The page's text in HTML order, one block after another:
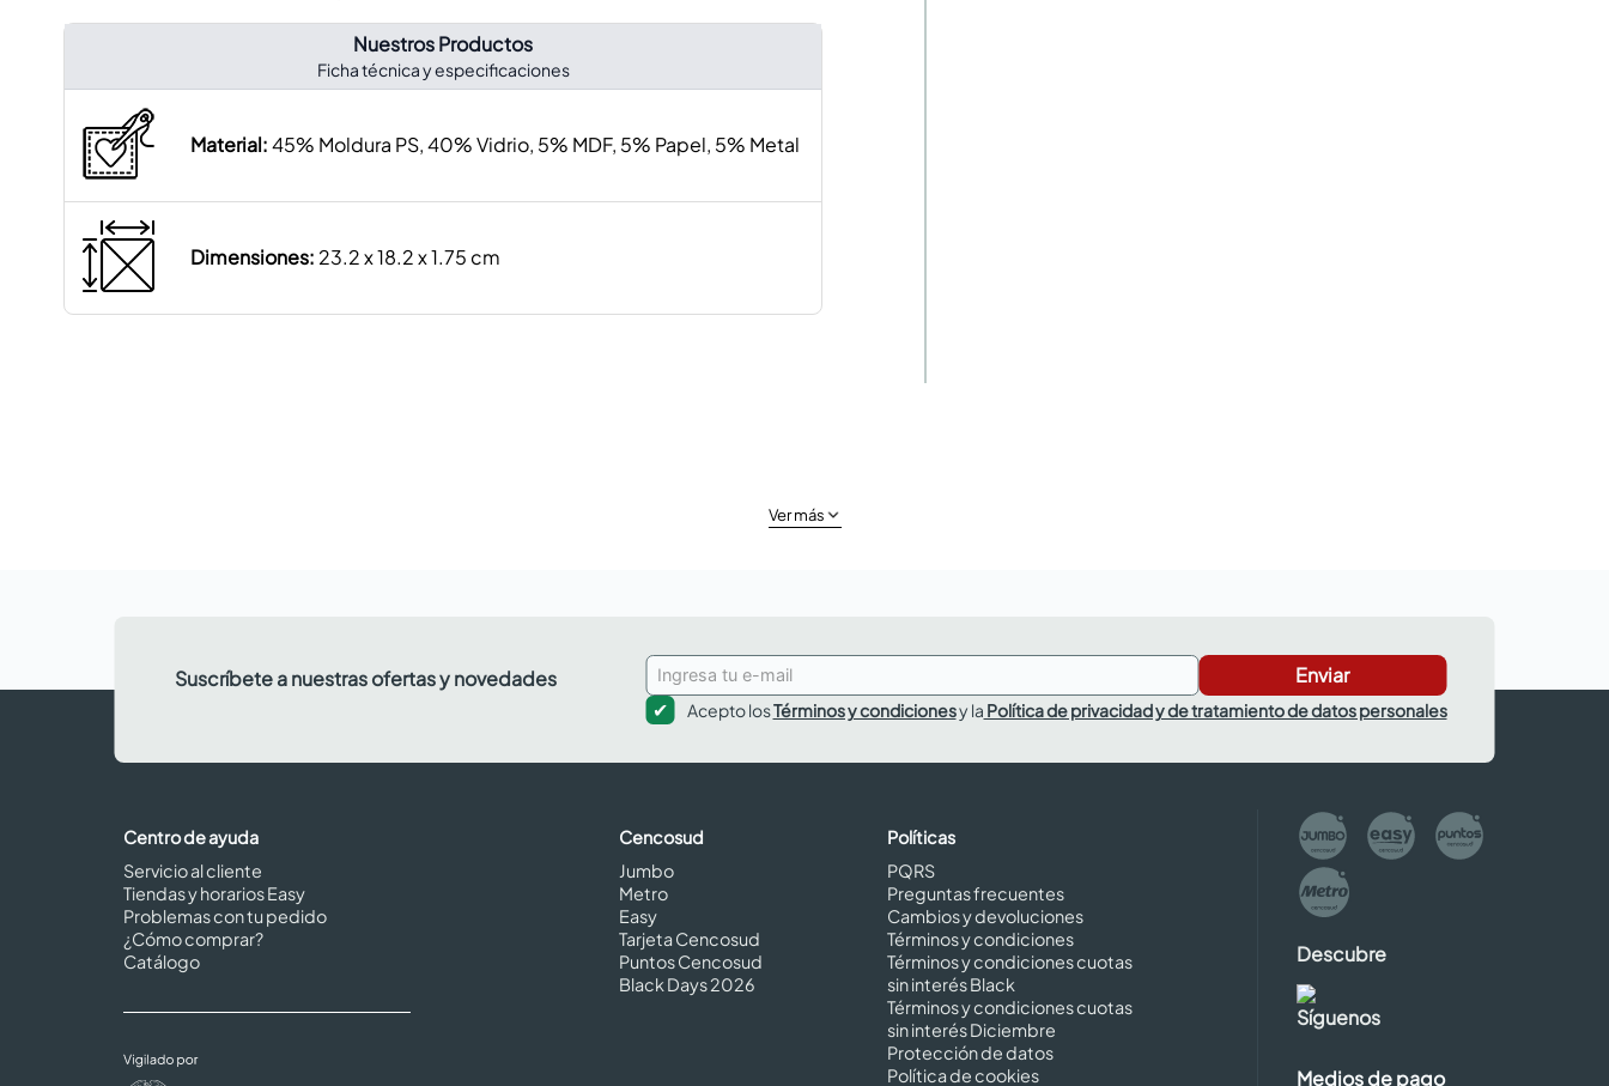
Nuestros Productos
Ficha técnica y especificaciones
Material:45% Moldura PS, 40% Vidrio, 5% MDF, 5% Papel, 5% Metal
Dimensiones: 23.2 x 18.2 x 1.75 cm
Ver más
Suscríbete a nuestras ofertas y novedades Enviar
Acepto losTérminos y condicionesy la Política de privacidad y de tratamiento de datos personales
Centro de ayuda
Servicio al cliente
Tiendas y horarios Easy
Problemas con tu pedido
¿Cómo comprar?
Catálogo
Cencosud
Jumbo
Metro
Easy
Tarjeta Cencosud
Puntos Cencosud
Black Days 2026
Políticas
PQRS
Preguntas frecuentes
Cambios y devoluciones
Términos y condiciones
Términos y condiciones cuotas
sin interés Black
Términos y condiciones cuotas
sin interés Diciembre
Protección de datos
Política de cookies
Descubre
Síguenos
Medios de pago